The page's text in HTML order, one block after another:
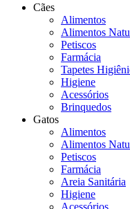
Cães
Alimentos
Alimentos
Petiscos
Farmácia
Tapetes
Higiene
Acessórios
Brinquedos
Gatos
Alimentos
Alimentos
Petiscos
Farmácia
Areia Sanitária
Higiene
Acessórios